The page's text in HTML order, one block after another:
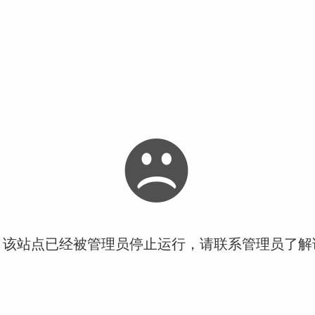
站点已经被管理员停止运行，请联系管理员了